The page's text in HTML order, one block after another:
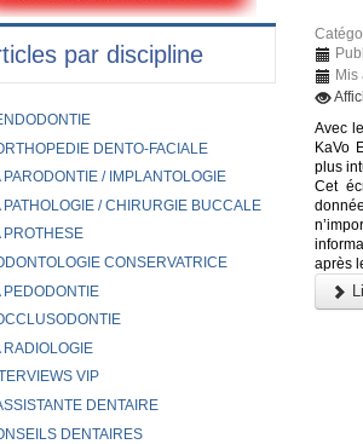
Mis
Avec
KaVo
plus
Cet
après
par discipline
DENTO-FACIALE
PARODONTIE / IMPLANTOLOGIE
PATHOLOGIE / CHIRURGIE BUCCALE
PROTHESE
CONSERVATRICE
PEDODONTIE
RADIOLOGIE
VIP
DENTAIRE
DENTAIRES